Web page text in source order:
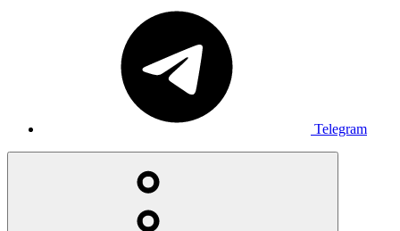
Telegram